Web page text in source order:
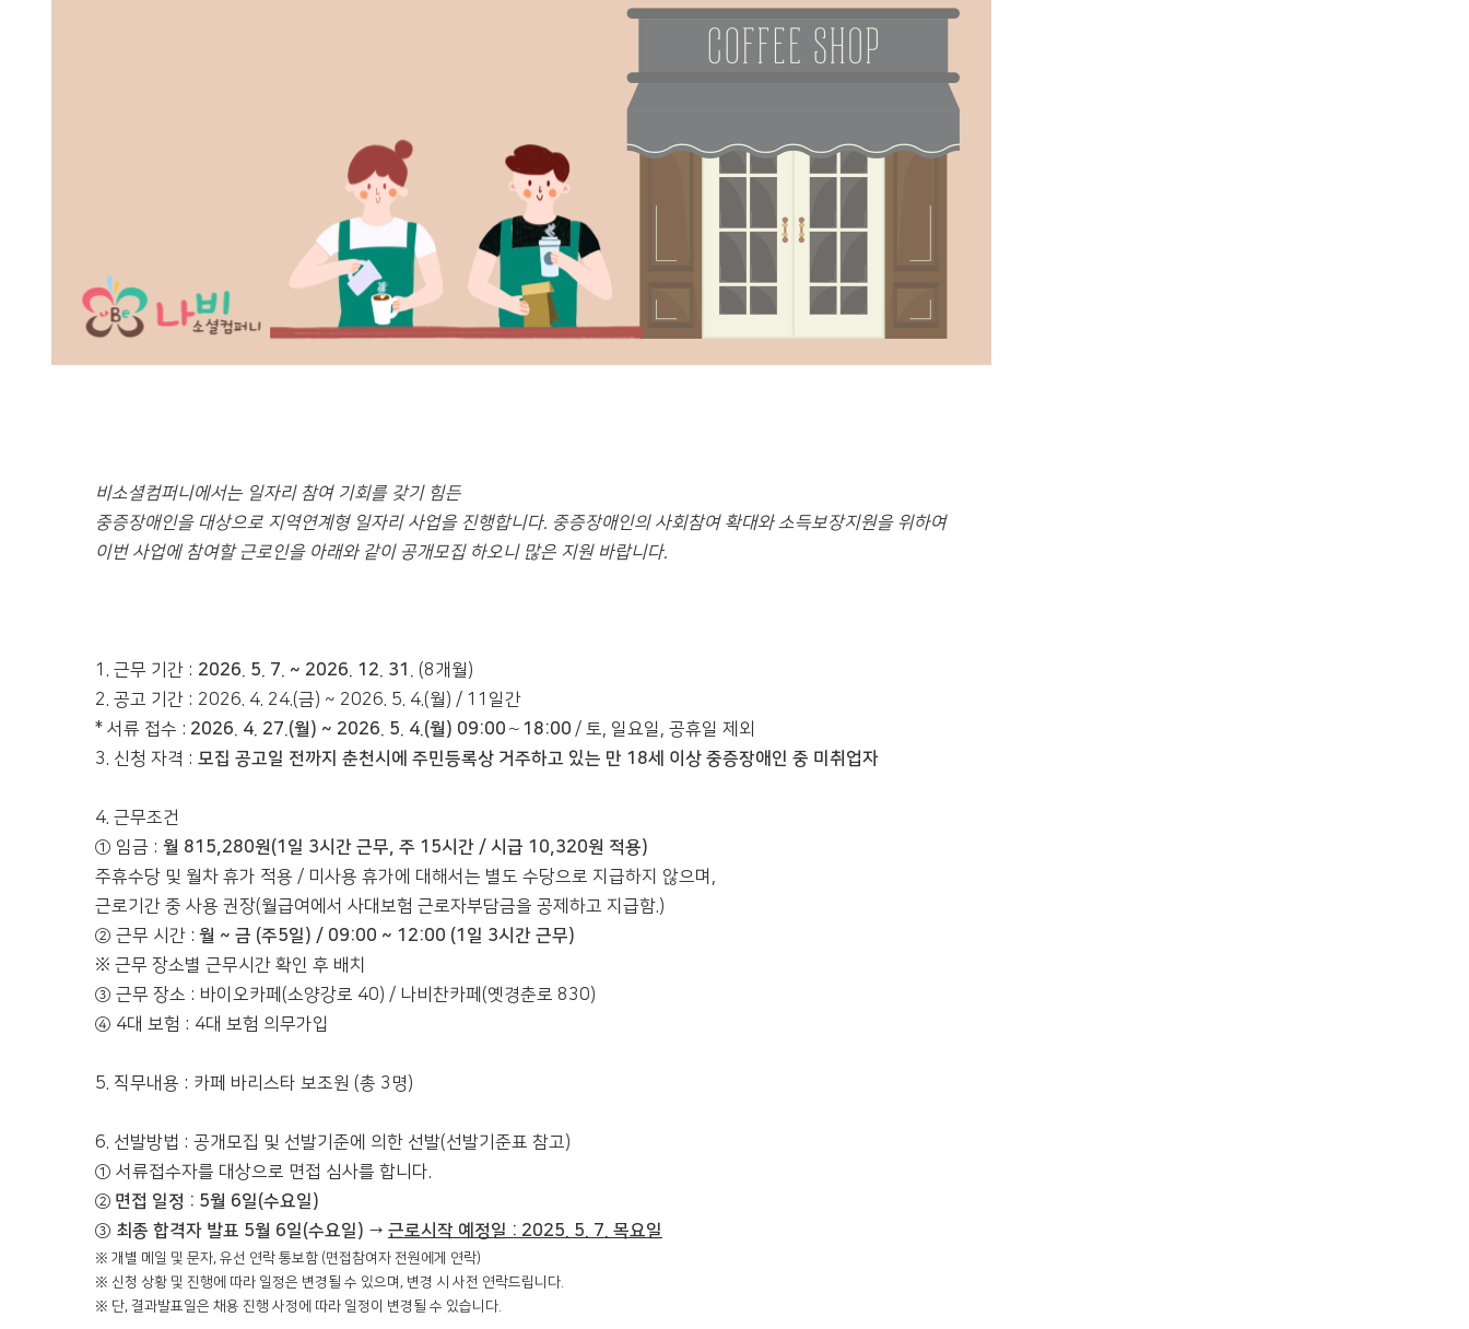
비소셜컴퍼니에서는 일자리 참여 기회를 갖기 힘든
중증장애인을 대상으로 지역연계형 일자리 사업을 진행합니다. 중증장애인의 사회참여 확대와 소득보장지원을 위하여
이번 사업에 참여할 근로인을 아래와 같이 공개모집 하오니 많은 지원 바랍니다.
1. 근무 기간 : 2026. 5. 7. ~ 2026. 12. 31. (8개월)
2. 공고 기간 : 2026. 4. 24.(금) ~ 2026. 5. 4.(월) / 11일간
* 서류 접수 : 2026. 4. 27.(월) ~ 2026. 5. 4.(월) 09:00∼18:00 / 토, 일요일, 공휴일 제외
3. 신청 자격 : 모집 공고일 전까지 춘천시에 주민등록상 거주하고 있는 만 18세 이상 중증장애인 중 미취업자
4. 근무조건
① 임금 : 월 815,280원(1일 3시간 근무, 주 15시간 / 시급 10,320원 적용)
주휴수당 및 월차 휴가 적용 / 미사용 휴가에 대해서는 별도 수당으로 지급하지 않으며,
근로기간 중 사용 권장(월급여에서 사대보험 근로자부담금을 공제하고 지급함.)
② 근무 시간 : 월 ~ 금 (주5일) / 09:00 ~ 12:00 (1일 3시간 근무)
※ 근무 장소별 근무시간 확인 후 배치
③ 근무 장소 : 바이오카페(소양강로 40) / 나비찬카페(옛경춘로 830)
④ 4대 보험 : 4대 보험 의무가입
5. 직무내용 : 카페 바리스타 보조원 (총 3명)
6. 선발방법 : 공개모집 및 선발기준에 의한 선발(선발기준표 참고)
① 서류접수자를 대상으로 면접 심사를 합니다.
② 면접 일정 : 5월 6일(수요일)
③ 최종 합격자 발표 5월 6일(수요일) → 근로시작 예정일 : 2025. 5. 7. 목요일
※ 개별 메일 및 문자, 유선 연락 통보함 (면접참여자 전원에게 연락)
※ 신청 상황 및 진행에 따라 일정은 변경될 수 있으며, 변경 시 사전 연락드립니다.
※ 단, 결과발표일은 채용 진행 사정에 따라 일정이 변경될 수 있습니다.